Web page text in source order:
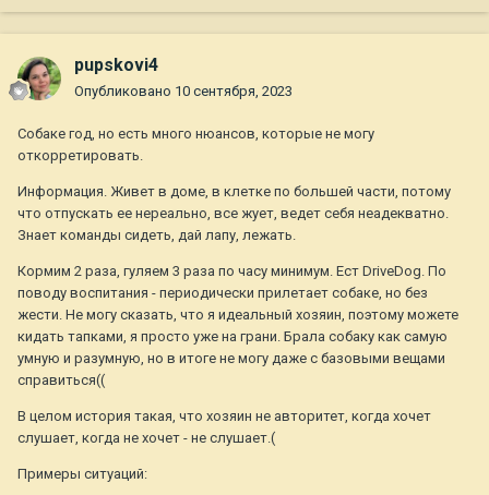
pupskovi4
Опубликовано 10 сентября, 2023
Собаке год, но есть много нюансов, которые не могу
откорретировать.
Информация. Живет в доме, в клетке по большей части, потому
что отпускать ее нереально, все жует, ведет себя неадекватно.
Знает команды сидеть, дай лапу, лежать.
Кормим 2 раза, гуляем 3 раза по часу минимум. Ест DriveDog. По
поводу воспитания - периодически прилетает собаке, но без
жести. Не могу сказать, что я идеальный хозяин, поэтому можете
кидать тапками, я просто уже на грани. Брала собаку как самую
умную и разумную, но в итоге не могу даже с базовыми вещами
справиться((
В целом история такая, что хозяин не авторитет, когда хочет
слушает, когда не хочет - не слушает.(
Примеры ситуаций: